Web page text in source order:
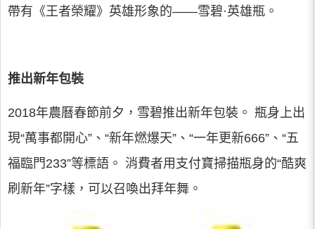
帶有《王者榮耀》英雄形象的——雪碧·英雄瓶。
推出新年包裝
2018年農曆春節前夕，雪碧推出新年包裝。 瓶身上出
現“萬事都開心”、“新年燃爆天”、“一年更新666”、“五
福臨門233”等標語。 消費者用支付寶掃描瓶身的“酷爽
刷新年”字樣，可以召喚出拜年舞。